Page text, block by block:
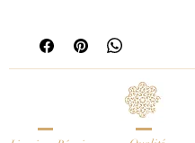
sur un tour, puis
Agra existe au nombre de
moment où cette fiche
publiée.